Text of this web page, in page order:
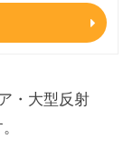
・大型反射